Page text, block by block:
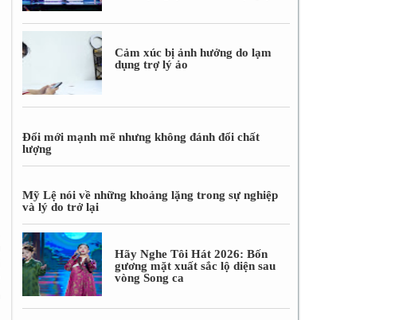
Cảm xúc bị ảnh hưởng do lạm
dụng trợ lý ảo
Đổi mới mạnh mẽ nhưng không đánh đổi chất
lượng
Mỹ Lệ nói về những khoảng lặng trong sự nghiệp
và lý do trở lại
Hãy Nghe Tôi Hát 2026: Bốn
gương mặt xuất sắc lộ diện sau
vòng Song ca